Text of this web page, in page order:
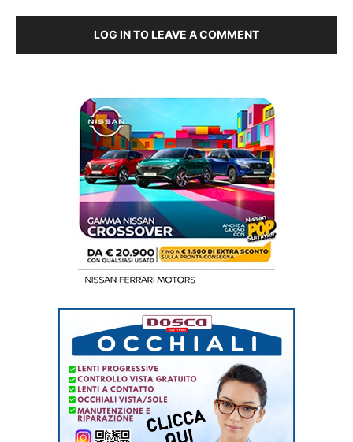
LOG IN TO LEAVE A COMMENT